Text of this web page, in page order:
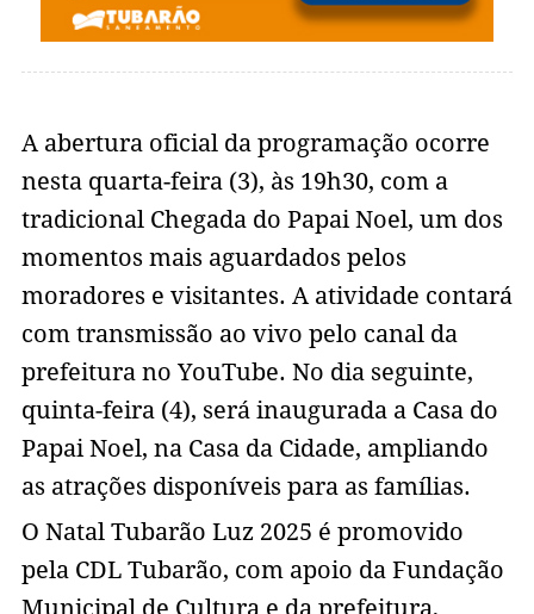
A abertura oficial da programação ocorre
nesta quarta-feira (3), às 19h30, com a
tradicional Chegada do Papai Noel, um dos
momentos mais aguardados pelos
moradores e visitantes. A atividade contará
com transmissão ao vivo pelo canal da
prefeitura no YouTube. No dia seguinte,
quinta-feira (4), será inaugurada a Casa do
Papai Noel, na Casa da Cidade, ampliando
as atrações disponíveis para as famílias.
O Natal Tubarão Luz 2025 é promovido
pela CDL Tubarão, com apoio da Fundação